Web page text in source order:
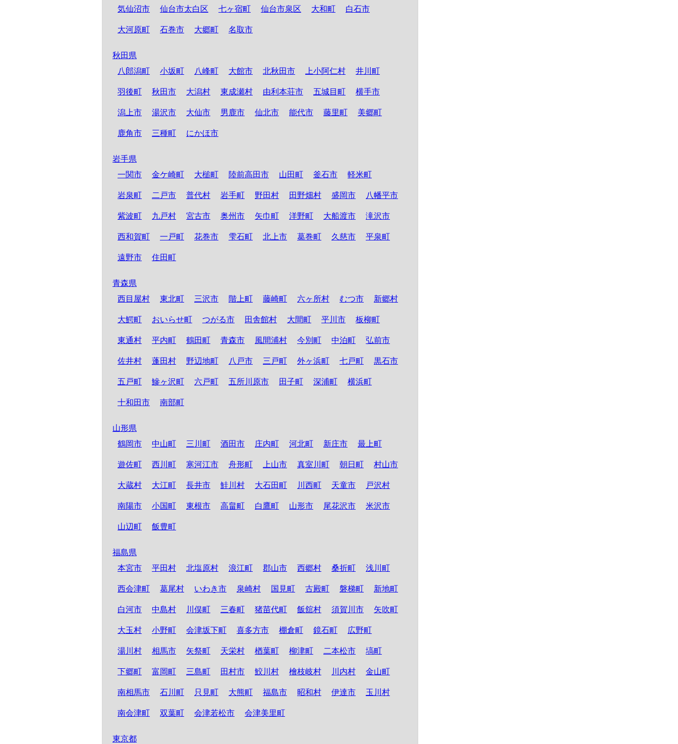
気仙沼市 仙台市太白区 七ヶ宿町 仙台市泉区 大和町 白石市
大河原町 石巻市 大郷町 名取市
秋田県
八郎潟町
小坂町 八峰町 大館市 北秋田市 上小阿仁村 井川町
羽後町 秋田市 大潟村 東成瀬村 由利本荘市 五城目町 横手市
潟上市 湯沢市 大仙市 男鹿市 仙北市 能代市 藤里町 美郷町
鹿角市 三種町 にかほ市
岩手県
一関市
金ケ崎町 大槌町 陸前高田市 山田町 釜石市 軽米町
岩泉町 二戸市 普代村 岩手町 野田村 田野畑村 盛岡市 八幡平市
紫波町 九戸村 宮古市 奥州市 矢巾町 洋野町 大船渡市 滝沢市
西和賀町 一戸町 花巻市 雫石町 北上市 葛巻町 久慈市 平泉町
遠野市 住田町
青森県
西目屋村
東北町 三沢市 階上町 藤崎町 六ヶ所村 むつ市 新郷村
大鰐町 おいらせ町 つがる市 田舎館村 大間町 平川市 板柳町
東通村 平内町 鶴田町 青森市 風間浦村 今別町 中泊町 弘前市
佐井村 蓬田村 野辺地町 八戸市 三戸町 外ヶ浜町 七戸町 黒石市
五戸町 鰺ヶ沢町 六戸町 五所川原市 田子町 深浦町 横浜町
十和田市 南部町
山形県
鶴岡市
中山町 三川町 酒田市 庄内町 河北町 新庄市 最上町
遊佐町 西川町 寒河江市 舟形町 上山市 真室川町 朝日町 村山市
大蔵村 大江町 長井市 鮭川村 大石田町 川西町 天童市 戸沢村
南陽市 小国町 東根市 高畠町 白鷹町 山形市 尾花沢市 米沢市
山辺町 飯豊町
福島県
本宮市
平田村 北塩原村 浪江町 郡山市 西郷村 桑折町 浅川町
西会津町 葛尾村 いわき市 泉崎村 国見町 古殿町 磐梯町 新地町
白河市 中島村 川俣町 三春町 猪苗代町 飯舘村 須賀川市 矢吹町
大玉村 小野町 会津坂下町 喜多方市 棚倉町 鏡石町 広野町
湯川村 相馬市 矢祭町 天栄村 楢葉町 柳津町 二本松市 塙町
下郷町 富岡町 三島町 田村市 鮫川村 檜枝岐村 川内村 金山町
南相馬市 石川町 只見町 大熊町 福島市 昭和村 伊達市 玉川村
南会津町 双葉町 会津若松市 会津美里町
東京都